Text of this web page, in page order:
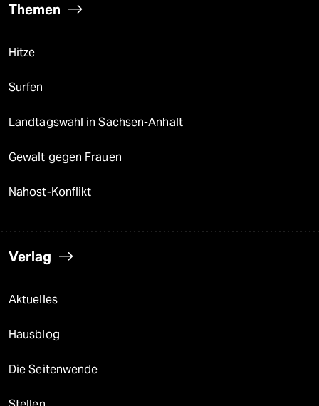
Themen
Hitze
Surfen
Landtagswahl in Sachsen-Anhalt
Gewalt gegen Frauen
Nahost-Konflikt
Verlag
Aktuelles
Hausblog
Die Seitenwende